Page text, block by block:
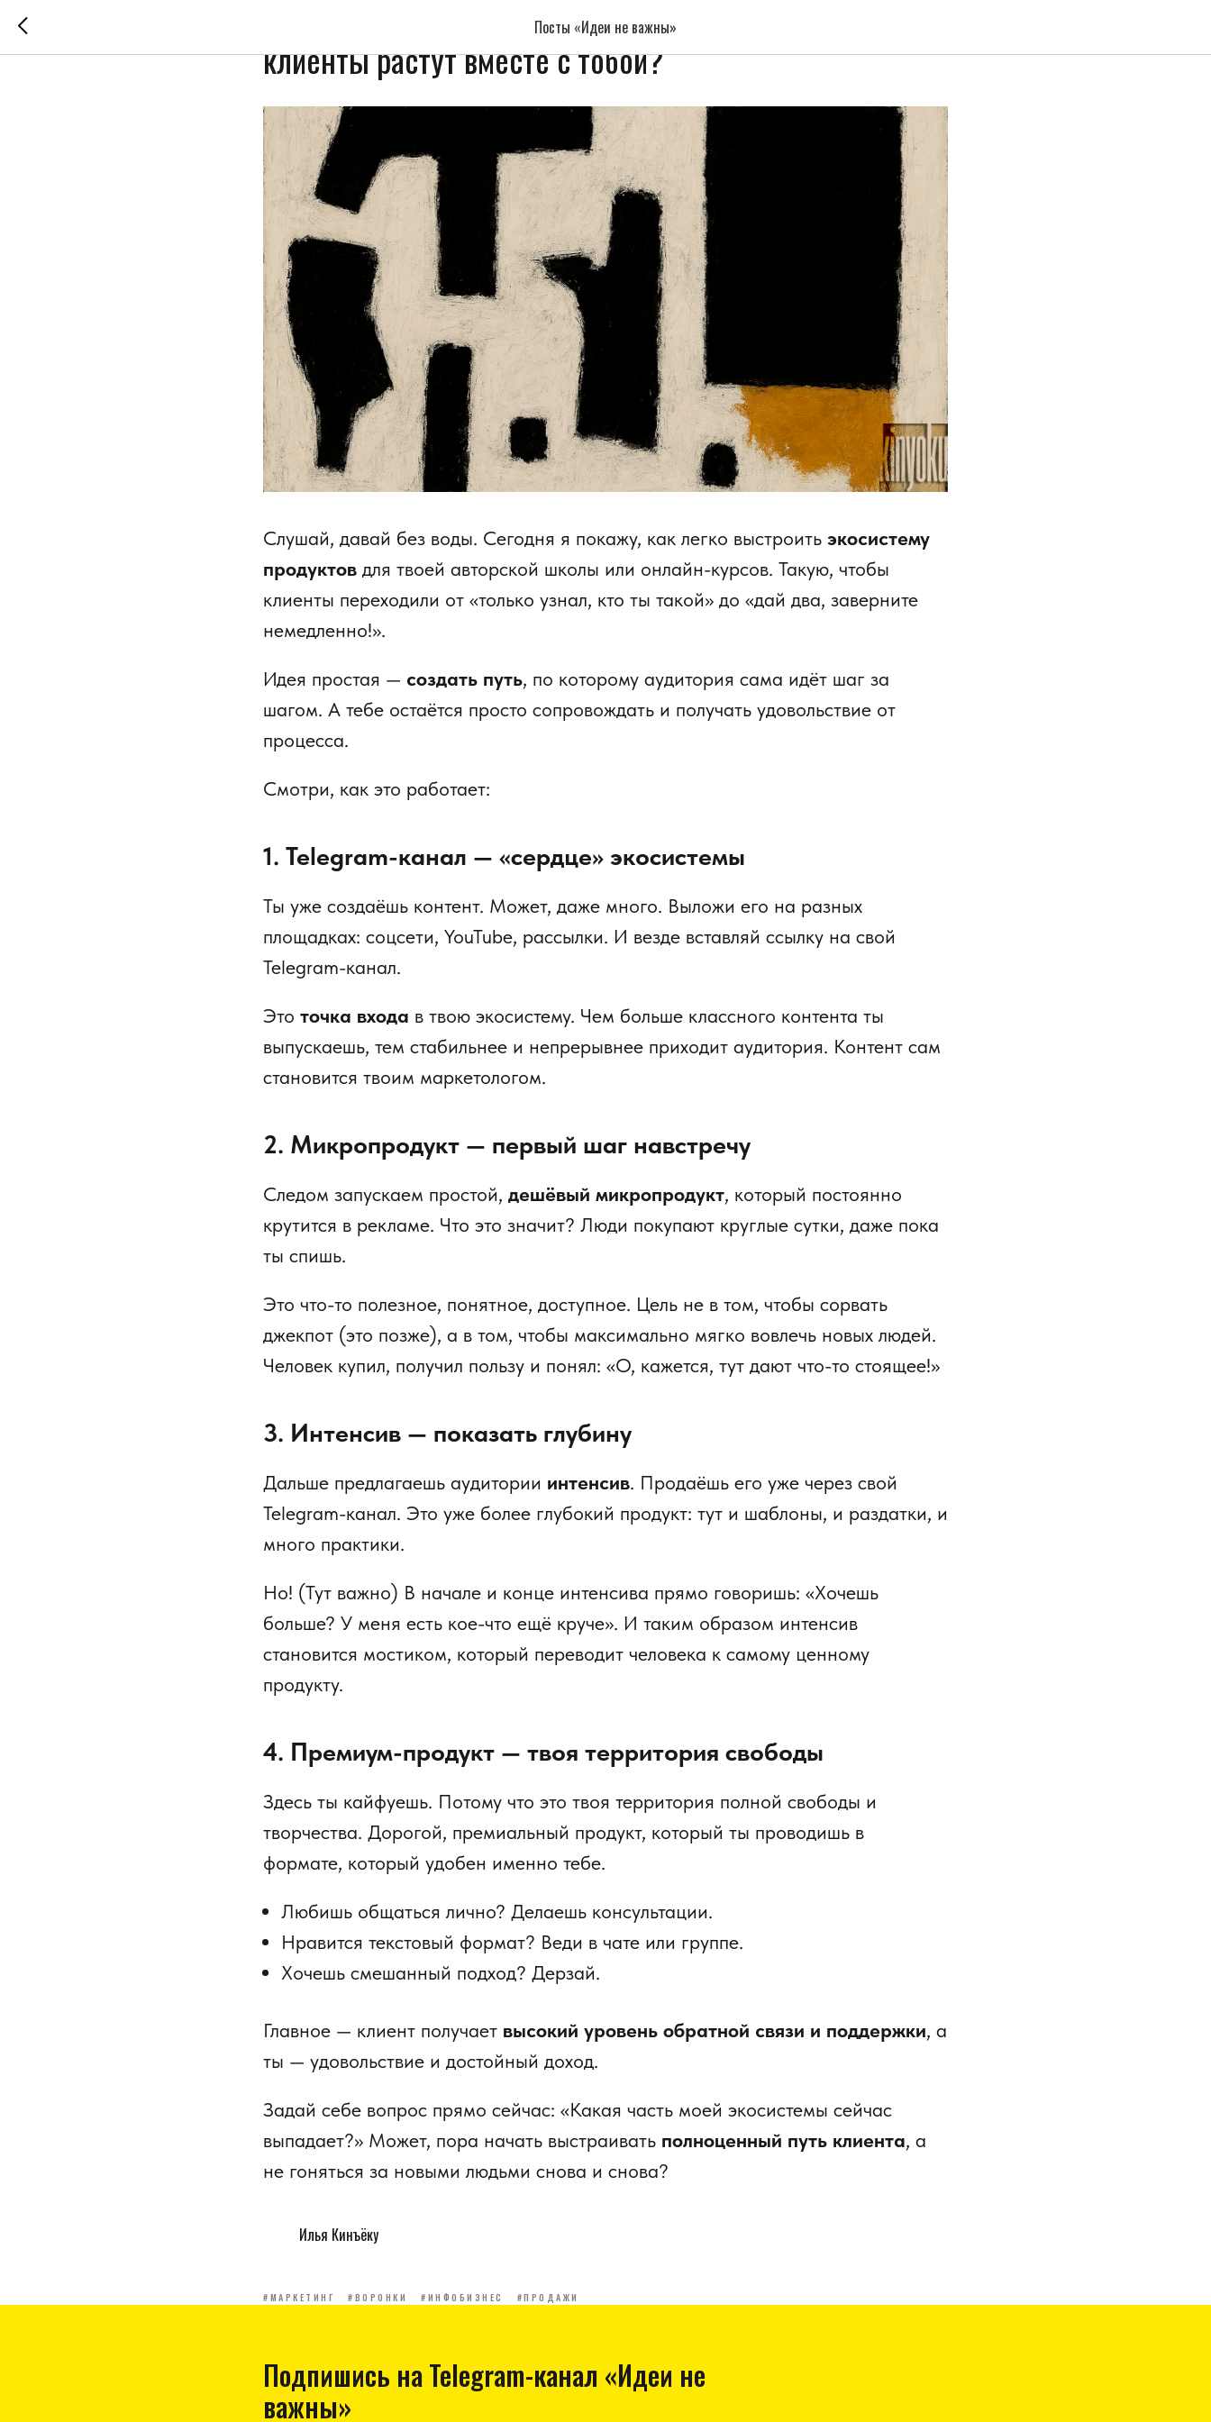
Посты «Идеи не важны»
Как построить живую экосистему продуктов, где
клиенты растут вместе с тобой?
Слушай, давай без воды. Сегодня я покажу, как легко выстроить экосистему
продуктов для твоей авторской школы или онлайн-курсов. Такую, чтобы
клиенты переходили от «только узнал, кто ты такой» до «дай два, заверните
немедленно!».
Идея простая — создать путь, по которому аудитория сама идёт шаг за
шагом. А тебе остаётся просто сопровождать и получать удовольствие от
процесса.
Смотри, как это работает:
1. Telegram-канал — «сердце» экосистемы
Ты уже создаёшь контент. Может, даже много. Выложи его на разных
площадках: соцсети, YouTube, рассылки. И везде вставляй ссылку на свой
Telegram-канал.
Это точка входа в твою экосистему. Чем больше классного контента ты
выпускаешь, тем стабильнее и непрерывнее приходит аудитория. Контент сам
становится твоим маркетологом.
2. Микропродукт — первый шаг навстречу
Следом запускаем простой, дешёвый микропродукт, который постоянно
крутится в рекламе. Что это значит? Люди покупают круглые сутки, даже пока
ты спишь.
Это что-то полезное, понятное, доступное. Цель не в том, чтобы сорвать
джекпот (это позже), а в том, чтобы максимально мягко вовлечь новых людей.
Человек купил, получил пользу и понял: «О, кажется, тут дают что-то стоящее!»
3. Интенсив — показать глубину
Дальше предлагаешь аудитории интенсив. Продаёшь его уже через свой
Telegram-канал. Это уже более глубокий продукт: тут и шаблоны, и раздатки, и
много практики.
Но! (Тут важно) В начале и конце интенсива прямо говоришь: «Хочешь
больше? У меня есть кое-что ещё круче». И таким образом интенсив
становится мостиком, который переводит человека к самому ценному
продукту.
4. Премиум-продукт — твоя территория свободы
Здесь ты кайфуешь. Потому что это твоя территория полной свободы и
творчества. Дорогой, премиальный продукт, который ты проводишь в
формате, который удобен именно тебе.
Любишь общаться лично? Делаешь консультации.
Нравится текстовый формат? Веди в чате или группе.
Хочешь смешанный подход? Дерзай.
Главное — клиент получает высокий уровень обратной связи и поддержки, а
ты — удовольствие и достойный доход.
Задай себе вопрос прямо сейчас: «Какая часть моей экосистемы сейчас
выпадает?» Может, пора начать выстраивать полноценный путь клиента, а
не гоняться за новыми людьми снова и снова?
Илья Кинъёку
#МАРКЕТИНГ #ВОРОНКИ #ИНФОБИЗНЕС #ПРОДАЖИ
Подпишись на Telegram-канал «Идеи не
важны»